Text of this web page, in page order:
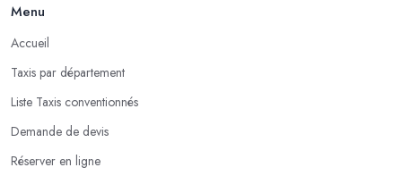
Menu
Accueil
Taxis par département
Liste Taxis conventionnés
Demande de devis
Réserver en ligne